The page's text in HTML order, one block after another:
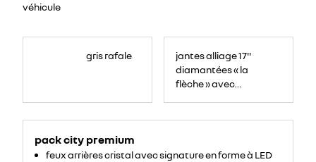
véhicule
gris rafale
jantes alliage 17''
diamantées « la
flèche » avec
pack city premium
feux arrières cristal avec signature en forme à LED